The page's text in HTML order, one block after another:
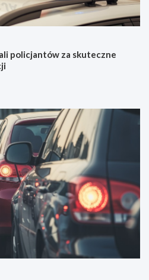
policjantów za skuteczne